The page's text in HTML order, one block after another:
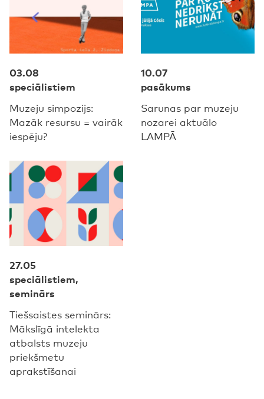
03.08
speciālistiem
Muzeju simpozijs:
Mazāk resursu = vairāk
iespēju?
10.07
pasākums
Sarunas par muzeju
nozarei aktuālo
LAMPĀ
27.05
speciālistiem,
seminārs
Tiešsaistes seminārs:
Mākslīgā intelekta
atbalsts muzeju
priekšmetu
aprakstīšanai